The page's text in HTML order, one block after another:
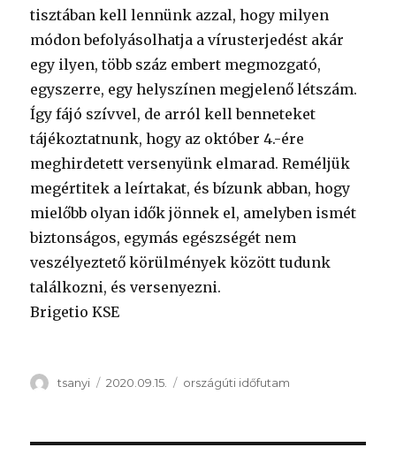
tisztában kell lennünk azzal, hogy milyen
módon befolyásolhatja a vírusterjedést akár
egy ilyen, több száz embert megmozgató,
egyszerre, egy helyszínen megjelenő létszám.
Így fájó szívvel, de arról kell benneteket
tájékoztatnunk, hogy az október 4.-ére
meghirdetett versenyünk elmarad. Reméljük
megértitek a leírtakat, és bízunk abban, hogy
mielőbb olyan idők jönnek el, amelyben ismét
biztonságos, egymás egészségét nem
veszélyeztető körülmények között tudunk
találkozni, és versenyezni.
Brigetio KSE
Szerző
tsanyi Közzétéve
2020.09.15. Kategória
országúti időfutam